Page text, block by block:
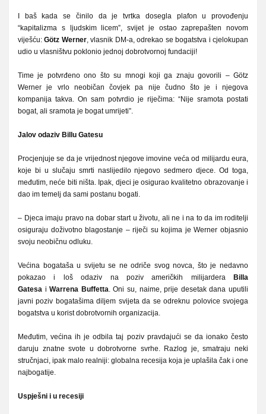
I baš kada se činilo da je tvrtka dosegla plafon u provođenju
“kapitalizma s ljudskim licem”, svijet je ostao zaprepašten novom
viješću:Götz Werner, vlasnik DM-a, odrekao se bogatstva i cjelokupan
udio u vlasništvu poklonio jednoj dobrotvornoj fundaciji!
Time je potvrđeno ono što su mnogi koji ga znaju govorili – Götz
Werner je vrlo neobičan čovjek pa nije čudno što je i njegova
kompanija takva. On sam potvrdio je riječima: “Nije sramota postati
bogat, ali sramota je bogat umrijeti”.
Jalov odaziv Billu Gatesu
Procjenjuje se da je vrijednost njegove imovine veća od milijardu eura,
koje bi u slučaju smrti naslijedilo njegovo sedmero djece. Od toga,
međutim, neće biti ništa. Ipak, djeci je osigurao kvalitetno obrazovanje i
dao im temelj da sami postanu bogati.
– Djeca imaju pravo na dobar start u životu, ali ne i na to da im roditelji
osiguraju doživotno blagostanje – riječi su kojima je Werner objasnio
svoju neobičnu odluku.
Većina bogataša u svijetu se ne odriče svog novca, što je nedavno
pokazao i loš odaziv na poziv američkih milijardera Billa
Gatesa iWarrena Buffetta . Oni su, naime, prije desetak dana uputili
javni poziv bogatašima diljem svijeta da se odreknu polovice svojega
bogatstva u korist dobrotvornih organizacija.
Međutim, većina ih je odbila taj poziv pravdajući se da ionako često
daruju znatne svote u dobrotvorne svrhe. Razlog je, smatraju neki
stručnjaci, ipak malo realniji: globalna recesija koja je uplašila čak i one
najbogatije.
Uspješni i u recesiji